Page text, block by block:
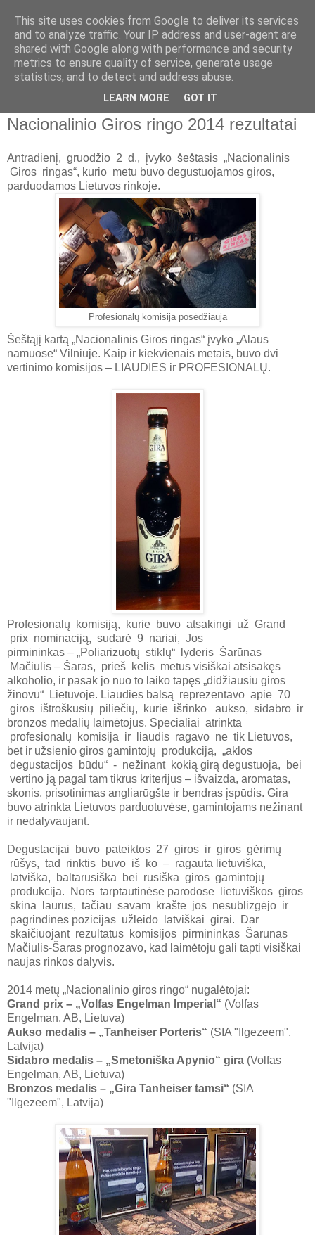
Apie alų
Namų aludario pastebėjimai apie naminį ir pramoninį alų,
alaus ir kombučios gamyba namuose
Nacionalinio Giros ringo 2014 rezultatai
Antradienį, gruodžio 2 d., įvyko šeštasis „Nacionalinis
Giros ringas“, kurio metu buvo degustuojamos giros,
parduodamos Lietuvos rinkoje.
Profesionalų komisija posėdžiauja
Šeštąjį kartą „Nacionalinis Giros ringas“ įvyko „Alaus
namuose“ Vilniuje. Kaip ir kiekvienais metais, buvo dvi
vertinimo komisijos – LIAUDIES ir PROFESIONALŲ.
Profesionalų komisiją, kurie buvo atsakingi už Grand
prix nominaciją, sudarė 9 nariai, Jos
pirmininkas – „Poliarizuotų stiklų“ lyderis Šarūnas
Mačiulis – Šaras, prieš kelis metus visiškai atsisakęs
alkoholio, ir pasak jo nuo to laiko tapęs „didžiausiu giros
žinovu“ Lietuvoje. Liaudies balsą reprezentavo apie 70
giros ištroškusių piliečių, kurie išrinko aukso, sidabro ir
bronzos medalių laimėtojus. Specialiai atrinkta
profesionalų komisija ir liaudis ragavo ne tik Lietuvos,
bet ir užsienio giros gamintojų produkciją, „aklos
degustacijos būdu“ - nežinant kokią girą degustuoja, bei
vertino ją pagal tam tikrus kriterijus – išvaizda, aromatas,
skonis, prisotinimas angliarūgšte ir bendras įspūdis. Gira
buvo atrinkta Lietuvos parduotuvėse, gamintojams nežinant
ir nedalyvaujant.
Degustacijai buvo pateiktos 27 giros ir giros gėrimų
rūšys, tad rinktis buvo iš ko – ragauta lietuviška,
latviška, baltarusiška bei rusiška giros gamintojų
produkcija. Nors tarptautinėse parodose lietuviškos giros
skina laurus, tačiau savam krašte jos nesublizgėjo ir
pagrindines pozicijas užleido latviškai girai. Dar
skaičiuojant rezultatus komisijos pirmininkas Šarūnas
Mačiulis-Šaras prognozavo, kad laimėtoju gali tapti visiškai
naujas rinkos dalyvis.
2014 metų „Nacionalinio giros ringo“ nugalėtojai:
Grand prix – „Volfas Engelman Imperial“ (Volfas
Engelman, AB, Lietuva)
Aukso medalis – „Tanheiser Porteris“ (SIA "Ilgezeem",
Latvija)
Sidabro medalis – „Smetoniška Apynio“ gira (Volfas
Engelman, AB, Lietuva)
Bronzos medalis – „Gira Tanheiser tamsi“ (SIA
"Ilgezeem", Latvija)
This site uses cookies from Google to deliver its services
and to analyze traffic. Your IP address and user-agent are
shared with Google along with performance and security
metrics to ensure quality of service, generate usage
statistics, and to detect and address abuse.
LEARN MORE GOT IT